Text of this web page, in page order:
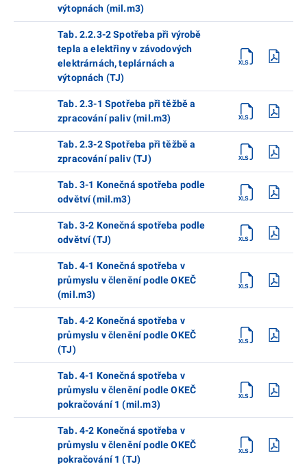
výtopnách (mil.m3)
Tab. 2.2.3-2 Spotřeba při výrobě
tepla a elektřiny v závodových
elektrárnách, teplárnách a
výtopnách (TJ)
Tab. 2.3-1 Spotřeba při těžbě a
zpracování paliv (mil.m3)
Tab. 2.3-2 Spotřeba při těžbě a
zpracování paliv (TJ)
Tab. 3-1 Konečná spotřeba podle
odvětví (mil.m3)
Tab. 3-2 Konečná spotřeba podle
odvětví (TJ)
Tab. 4-1 Konečná spotřeba v
průmyslu v členění podle OKEČ
(mil.m3)
Tab. 4-2 Konečná spotřeba v
průmyslu v členění podle OKEČ
(TJ)
Tab. 4-1 Konečná spotřeba v
průmyslu v členění podle OKEČ
pokračování 1 (mil.m3)
Tab. 4-2 Konečná spotřeba v
průmyslu v členění podle OKEČ
pokračování 1 (TJ)